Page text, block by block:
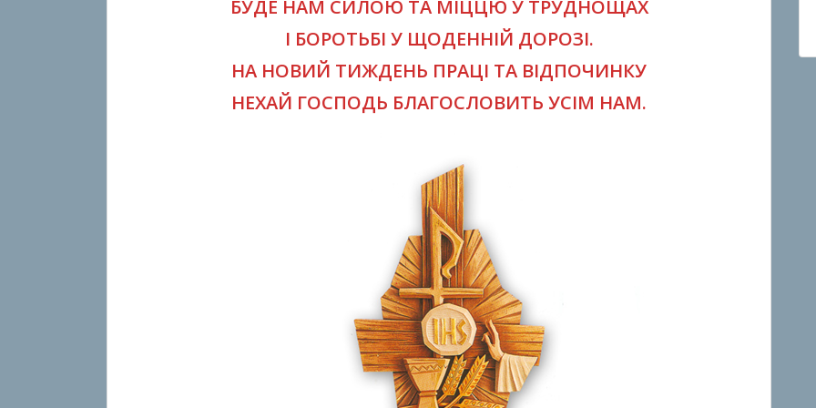
БУДЕ НАМ СИЛОЮ ТА МІЦЦЮ У ТРУДНОЩАХ
І БОРОТЬБІ У ЩОДЕННІЙ ДОРОЗІ.
НА НОВИЙ ТИЖДЕНЬ ПРАЦІ ТА ВІДПОЧИНКУ
НЕХАЙ ГОСПОДЬ БЛАГОСЛОВИТЬ УСІМ НАМ.